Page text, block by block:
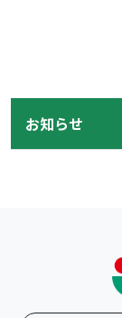
お知らせ